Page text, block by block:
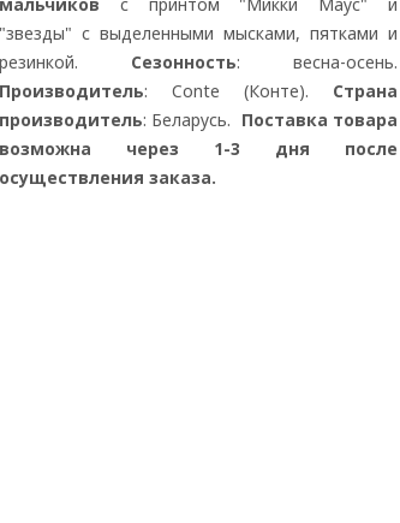
"звезды" с выделенными мысками, пятками и
резинкой. Сезонность: весна-осень.
Производитель: Conte (Конте). Страна
производитель: Беларусь. Поставка товара
возможна через 1-3 дня после
осуществления заказа.